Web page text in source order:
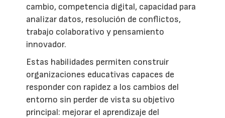
cambio, competencia digital, capacidad para
analizar datos, resolución de conflictos,
trabajo colaborativo y pensamiento
innovador.
Estas habilidades permiten construir
organizaciones educativas capaces de
responder con rapidez a los cambios del
entorno sin perder de vista su objetivo
principal: mejorar el aprendizaje del